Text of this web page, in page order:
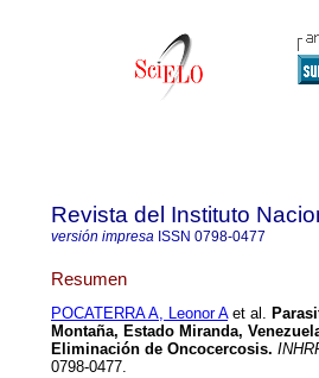
Revista del Instituto
versión impresa ISSN 0798-0477
Resumen
POCATERRA A, Leonor Aet al.
Montaña, Estado Miranda,
Eliminación de Oncocercosis.
0798-0477.